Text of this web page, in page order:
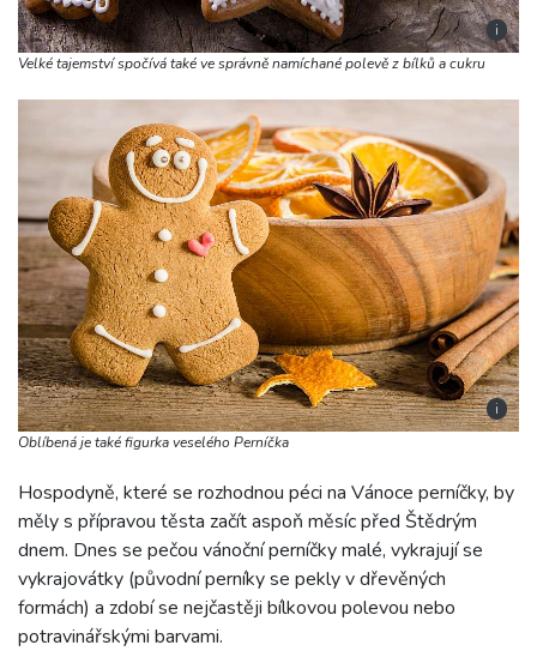
i
Velké tajemství spočívá také ve správně namíchané polevě z bílků a cukru
i
Oblíbená je také figurka veselého Perníčka
Hospodyně, které se rozhodnou péci na Vánoce perníčky, by
měly s přípravou těsta začít aspoň měsíc před Štědrým
dnem. Dnes se pečou vánoční perníčky malé, vykrajují se
vykrajovátky (původní perníky se pekly v dřevěných
formách) a zdobí se nejčastěji bílkovou polevou nebo
potravinářskými barvami.